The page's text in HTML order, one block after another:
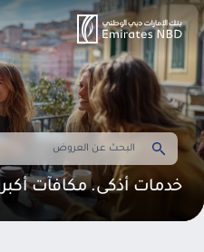
خدمات أذكى. مكافآت أكبر